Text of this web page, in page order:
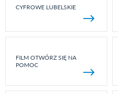
CYFROWE LUBELSKIE
FILM OTWÓRZ SIĘ NA
POMOC